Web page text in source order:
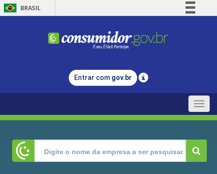
BRASIL
Comunica BR
Legislação
Entrar com gov.br
Toggle